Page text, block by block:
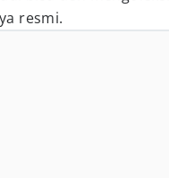
resmi.